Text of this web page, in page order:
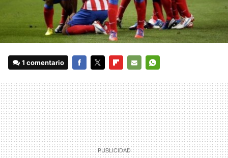
1 comentario
MAIL